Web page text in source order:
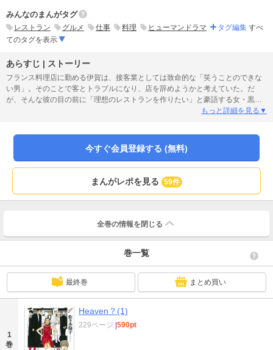
みんなのまんがタグ
レストラン グルメ 仕事 料理 ヒューマンドラマ タグ編集 すべ
てのタグを表示
あらすじ | ストーリー
フランス料理店に勤める伊賀は、接客業としては致命的な「笑うことのできな
い男」。そのことで客とトラブルになり、店を辞めようかと考えていた。だ
が、そんな彼の目の前に「理想のレストランを作りたい」と豪語する女・黒須
が現れ、スカウトをかけてきた。結局、黒須の誘いを受けることにした伊賀だ
もっと詳細を見る▼
今すぐ会員登録する (無料)
まんがレポを見る 59件
全巻の情報を 閉じる
巻一覧
最終巻 まとめ買い
1
巻
Heaven？(1)
229ページ 590pt